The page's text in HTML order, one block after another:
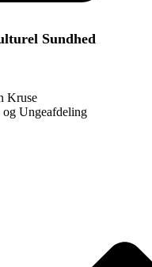
Sundhed
Kruse
Ungeafdeling